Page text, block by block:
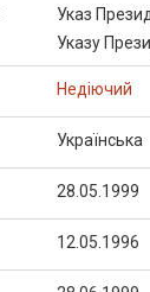
Указ
Указу
Недіючий
Українська
28.05.1999
12.05.1996